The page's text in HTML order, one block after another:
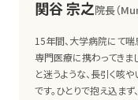
関谷 宗之院長（
15年間、大学病院にて
専門医療に携わってきま
と迷うような、長引く咳
です。ひとりで抱え込ま